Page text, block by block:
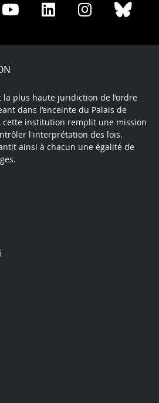
Share
Youtube
Share
LinkedIn
Share
Instagram
la plus haute juridiction de l’ordre
dans l’enceinte du Palais de
cette institution remplit une mission
l'interprétation des lois.
ainsi à chacun une égalité de